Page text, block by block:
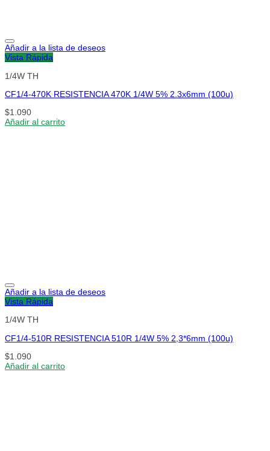
Añadir a la lista de deseos
Vista Rápida
1/4W TH
CF1/4-470K RESISTENCIA 470K 1/4W 5% 2.3x6mm (100u)
$1.090
Añadir al carrito
Añadir a la lista de deseos
Vista Rápida
1/4W TH
CF1/4-510R RESISTENCIA 510R 1/4W 5% 2,3*6mm (100u)
$1.090
Añadir al carrito